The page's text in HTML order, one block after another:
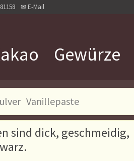
✉ E-Mail
Gewürze
Vanillepaste
sind dick, geschmeidig,